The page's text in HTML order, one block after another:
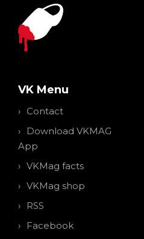
VK Menu
Contact
Download VKMAG
App
VKMag facts
VKMag shop
RSS
Facebook